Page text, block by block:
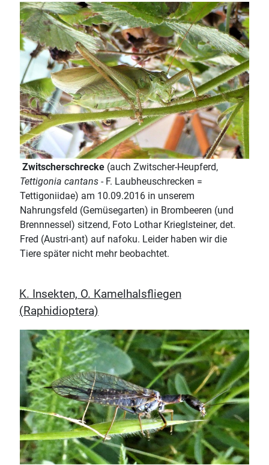
Zwitscherschrecke (auch Zwitscher-Heupferd,
Tettigonia cantans - F. Laubheuschrecken =
Tettigoniidae) am 10.09.2016 in unserem
Nahrungsfeld (Gemüsegarten) in Brombeeren (und
Brennnessel) sitzend, Foto Lothar Krieglsteiner, det.
Fred (Austri-ant) auf nafoku. Leider haben wir die
Tiere später nicht mehr beobachtet.
K. Insekten, O. Kamelhalsfliegen
(Raphidioptera)